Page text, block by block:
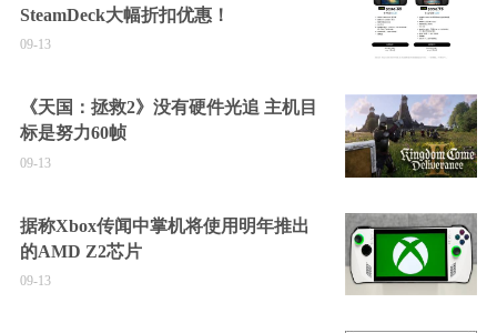
SteamDeck大幅折扣优惠！
09-13
《天国：拯救2》没有硬件光追 主机目
标是努力60帧
09-13
据称Xbox传闻中掌机将使用明年推出
的AMD Z2芯片
09-13